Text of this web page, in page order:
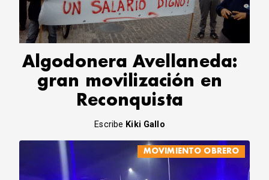
CORREO DE LECTORES
DEBATE
ARCHIVO
DECLARACIONES
OPINIÓN
ALTAMIRA RESPONDE
Política Obrera Revista
CONTACTO
Algodonera Avellaneda:
gran movilización en
Reconquista
Escribe Kiki Gallo
MOVIMIENTO OBRERO